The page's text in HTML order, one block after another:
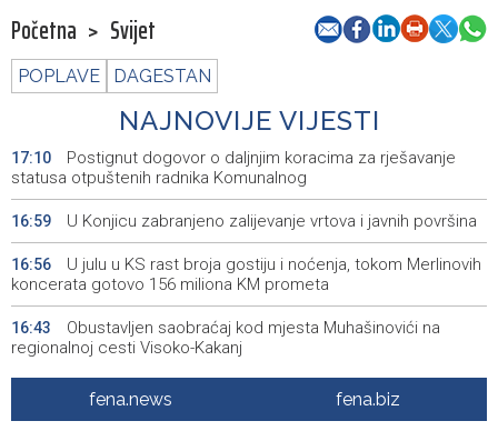
Početna > Svijet
POPLAVE DAGESTAN
NAJNOVIJE VIJESTI
17:10
Postignut dogovor o daljnjim koracima za rješavanje
statusa otpuštenih radnika Komunalnog
16:59 U Konjicu zabranjeno zalijevanje vrtova i javnih površina
16:56
U julu u KS rast broja gostiju i noćenja, tokom Merlinovih
koncerata gotovo 156 miliona KM prometa
16:43
Obustavljen saobraćaj kod mjesta Muhašinovići na
regionalnoj cesti Visoko-Kakanj
Ornitološko društvo 'Naše ptice': Stop krivolovu na
fena.news fena.biz